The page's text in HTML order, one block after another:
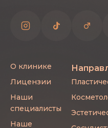
Записаться на
Администратор
консультации с
вопросы.
О клинике
Лицензии
Наши
специалисты
Наше